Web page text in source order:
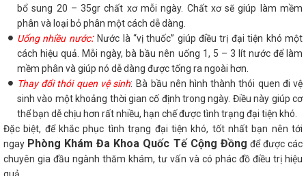
bổ sung 20 – 35gr chất xơ mỗi ngày. Chất xơ sẽ giúp làm mềm
phân và loại bỏ phân một cách dễ dàng.
Uống nhiều nước: Nước là “vị thuốc” giúp điều trị đại tiện khó một
cách hiệu quả. Mỗi ngày, bà bầu nên uống 1, 5 – 3 lít nước để làm
mềm phân và giúp nó dễ dàng được tống ra ngoài hơn.
Thay đổi thói quen vệ sinh:Bà bầu nên hình thành thói quen đi vệ
sinh vào một khoảng thời gian cố định trong ngày. Điều này giúp cơ
thể bạn dễ chịu hơn rất nhiều, hạn chế được tình trạng đại tiện khó.
Đặc biệt, để khắc phục tình trạng đại tiện khó, tốt nhất bạn nên tới
ngay Phòng Khám Đa Khoa Quốc Tế Cộng Đồng để được các
chuyên gia đầu ngành thăm khám, tư vấn và có phác đồ điều trị hiệu
quả.